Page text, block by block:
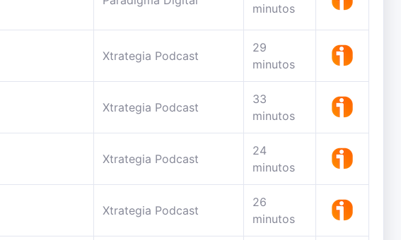
minutos
Xtrategia Podcast
29
minutos
Xtrategia Podcast
33
minutos
Xtrategia Podcast
24
minutos
Xtrategia Podcast
26
minutos